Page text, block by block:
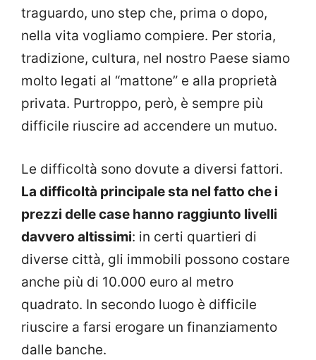
traguardo, uno step che, prima o dopo,
nella vita vogliamo compiere. Per storia,
tradizione, cultura, nel nostro Paese siamo
molto legati al “mattone” e alla proprietà
privata. Purtroppo, però, è sempre più
difficile riuscire ad accendere un mutuo.
Le difficoltà sono dovute a diversi fattori.
La difficoltà principale sta nel fatto che i
prezzi delle case hanno raggiunto livelli
davvero altissimi: in certi quartieri di
diverse città, gli immobili possono costare
anche più di 10.000 euro al metro
quadrato. In secondo luogo è difficile
riuscire a farsi erogare un finanziamento
dalle banche.